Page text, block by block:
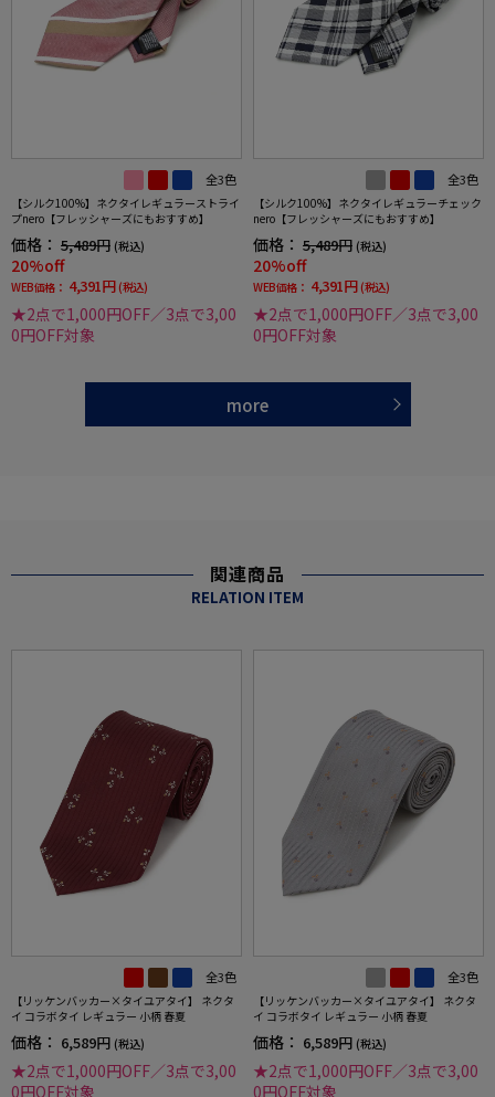
全3色
【シルク100%】ネクタイレギュラーストライ
プnero【フレッシャーズにもおすすめ】
価格： 5,489円 (税込)
20%off
WEB価格： 4,391円 (税込)
★2点で1,000円OFF／3点で3,00
0円OFF対象
全3色
【シルク100%】ネクタイレギュラーチェック
nero【フレッシャーズにもおすすめ】
価格： 5,489円 (税込)
20%off
WEB価格： 4,391円 (税込)
★2点で1,000円OFF／3点で3,00
0円OFF対象
more
関連商品
RELATION ITEM
全3色
【リッケンバッカー×タイユアタイ】 ネクタ
イ コラボタイ レギュラー 小柄 春夏
価格： 6,589円 (税込)
★2点で1,000円OFF／3点で3,00
0円OFF対象
全3色
【リッケンバッカー×タイユアタイ】 ネクタ
イ コラボタイ レギュラー 小柄 春夏
価格： 6,589円 (税込)
★2点で1,000円OFF／3点で3,00
0円OFF対象